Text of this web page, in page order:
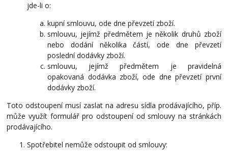
jde-li o:
kupní smlouvu, ode dne převzetí zboží.
smlouvu, jejímž předmětem je několik druhů zboží
nebo dodání několika částí, ode dne převzetí
poslední dodávky zboží.
smlouvu, jejímž předmětem je pravidelná
opakovaná dodávka zboží, ode dne převzetí první
dodávky zboží.
Toto odstoupení musí zaslat na adresu sídla prodávajícího, příp.
může využít formulář pro odstoupení od smlouvy na stránkách
prodávajícího.
Spotřebitel nemůže odstoupit od smlouvy: